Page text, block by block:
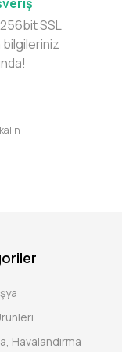
SSL
bilgileriniz
Havalandırma